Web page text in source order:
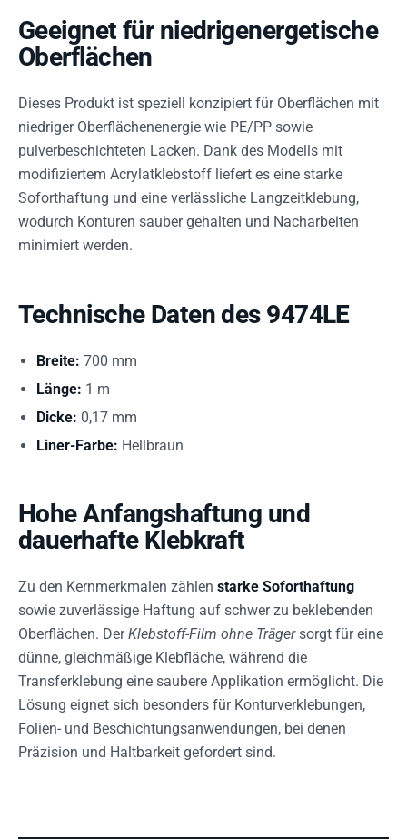
Geeignet für niedrigenergetische
Oberflächen
Dieses Produkt ist speziell konzipiert für Oberflächen mit
niedriger Oberflächenenergie wie PE/PP sowie
pulverbeschichteten Lacken. Dank des Modells mit
modifiziertem Acrylatklebstoff liefert es eine starke
Soforthaftung und eine verlässliche Langzeitklebung,
wodurch Konturen sauber gehalten und Nacharbeiten
minimiert werden.
Technische Daten des 9474LE
Breite: 700 mm
Länge: 1 m
Dicke: 0,17 mm
Liner-Farbe: Hellbraun
Hohe Anfangshaftung und
dauerhafte Klebkraft
Zu den Kernmerkmalen zählen starke Soforthaftung
sowie zuverlässige Haftung auf schwer zu beklebenden
Oberflächen. DerKlebstoff-Film ohne Trägersorgt für eine
dünne, gleichmäßige Klebfläche, während die
Transferklebung eine saubere Applikation ermöglicht. Die
Lösung eignet sich besonders für Konturverklebungen,
Folien- und Beschichtungsanwendungen, bei denen
Präzision und Haltbarkeit gefordert sind.